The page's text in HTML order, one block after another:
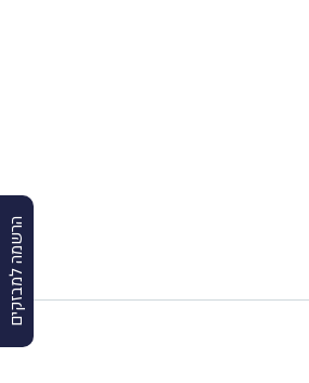
הרשמה למבזקים